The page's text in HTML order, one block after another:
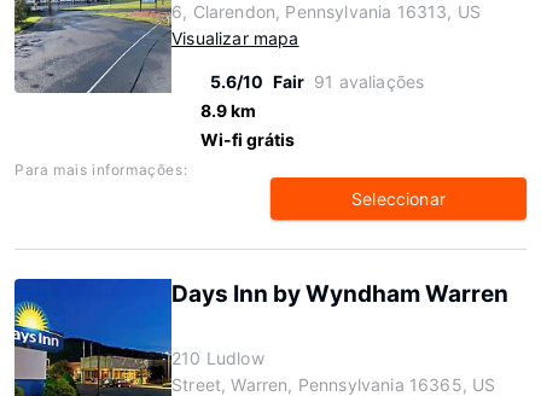
6, Clarendon, Pennsylvania 16313, US
Visualizar mapa
5.6/10 Fair 91 avaliações
8.9 km
Wi-fi grátis
Para mais informações:
Seleccionar
Days Inn by Wyndham Warren
210 Ludlow
Street, Warren, Pennsylvania 16365, US